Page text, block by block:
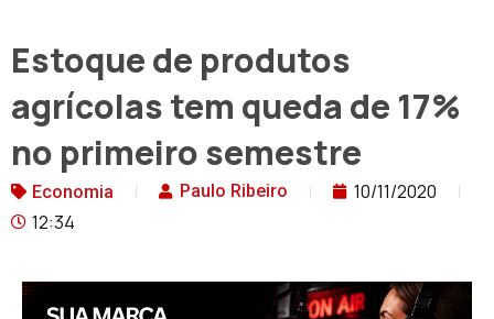
Estoque de produtos
agrícolas tem queda de 17%
no primeiro semestre
Economia Paulo Ribeiro
10/11/2020
12:34